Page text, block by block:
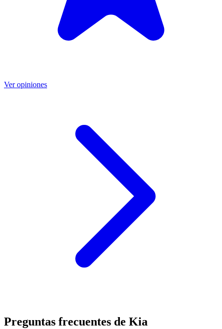
Ver opiniones
Preguntas frecuentes de Kia